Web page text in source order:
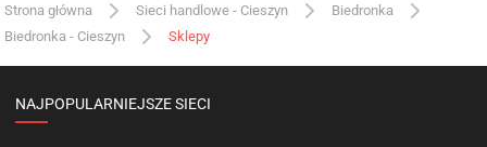
Strona główna Sieci handlowe - Cieszyn
Biedronka
Biedronka - Cieszyn
Sklepy
NAJPOPULARNIEJSZE SIECI